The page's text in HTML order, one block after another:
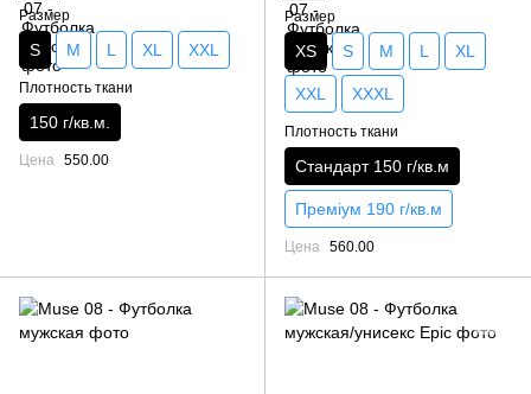
Размер
S M L XL XXL
Плотность ткани
150 г/кв.м.
Цена 550.00
Размер
XS S M L XL
XXL XXXL
Плотность ткани
Стандарт 150 г/кв.м
Преміум 190 г/кв.м
Цена 560.00